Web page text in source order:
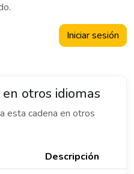
Iniciar sesión
en otros idiomas
esta cadena en otros
Descripción